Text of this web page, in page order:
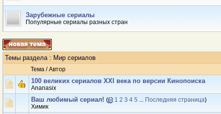
Зарубежные сериалы
Популярные сериалы разных стран
Темы раздела: Мир сериалов
Тема /Автор
100 великих сериалов XXI века по версии Кинопоиска
Ananasix
Ваш любимый сериал! ( 1 2 3 4 5 ... Последняя страница)
Химик